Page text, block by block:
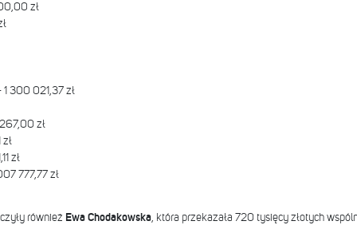
zł
300 021,37 zł
zł
zł
zł
777,77 zł
również Ewa Chodakowska, która przekazała 720 tysięcy złotych